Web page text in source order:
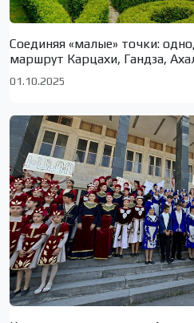
Соединяя «малые» точки:
маршрут Карцахи, Гандза,
01.10.2025